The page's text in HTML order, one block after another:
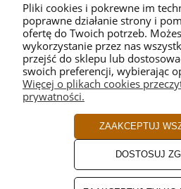
STYL
Pliki cookies i pokrewne im
poprawne działanie strony i
ofertę do Twoich potrzeb.
wykorzystanie przez nas
przejść do sklepu lub
swoich preferencji, wybierając
Więcej o plikach cookies
prywatności.
DOSTOSUJ
ZAAKCEPTUJ